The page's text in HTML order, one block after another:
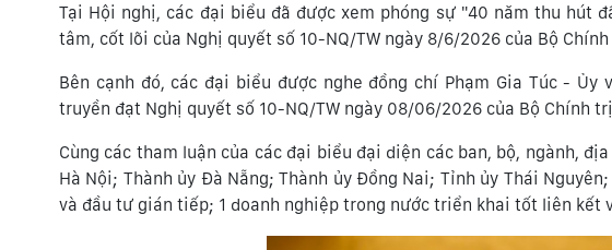
Tại Hội nghị, các đại biểu đã được xem phóng sự "40 năm thu hút
tâm, cốt lõi của Nghị quyết số 10-NQ/TW ngày 8/6/2026 của Bộ
Bên cạnh đó, các đại biểu được nghe đồng chí Phạm Gia Túc -
truyền đạt Nghị quyết số 10-NQ/TW ngày 08/06/2026 của Bộ Chính
Cùng các tham luận của các đại biểu đại diện các ban, bộ, ngành,
Hà Nội; Thành ủy Đà Nẵng; Thành ủy Đồng Nai; Tỉnh ủy Thái
và đầu tư gián tiếp; 1 doanh nghiệp trong nước triển khai tốt liên kết